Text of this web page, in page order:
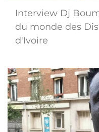
Interview Dj
du monde des
d'Ivoire